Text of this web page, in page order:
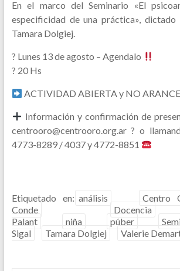
En el marco del Seminario «El
especificidad de una práctica»,
Tamara Dolgiej.
? Lunes 13 de agosto – Agendalo
? 20 Hs
ACTIVIDAD ABIERTA y NO
Información y confirmación de
centrooro@centrooro.org.ar ? o
4773-8289 / 4037 y 4772-8851
Etiquetado en: análisis Centro
Conde
Docencia
Palant
niña púber
Sigal
Tamara Dolgiej Valerie